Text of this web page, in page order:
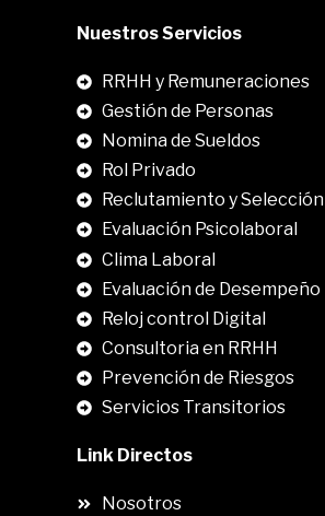
Nuestros Servicios
RRHH y Remuneraciones
Gestión de Personas
Nomina de Sueldos
Rol Privado
Reclutamiento y Selección
Evaluación Psicolaboral
Clima Laboral
Evaluación de Desempeño
Reloj control Digital
Consultoria en RRHH
Prevención de Riesgos
Servicios Transitorios
Link Directos
Nosotros